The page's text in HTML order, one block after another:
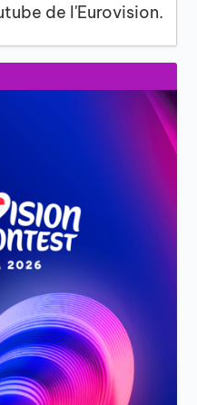
de l'Eurovision.